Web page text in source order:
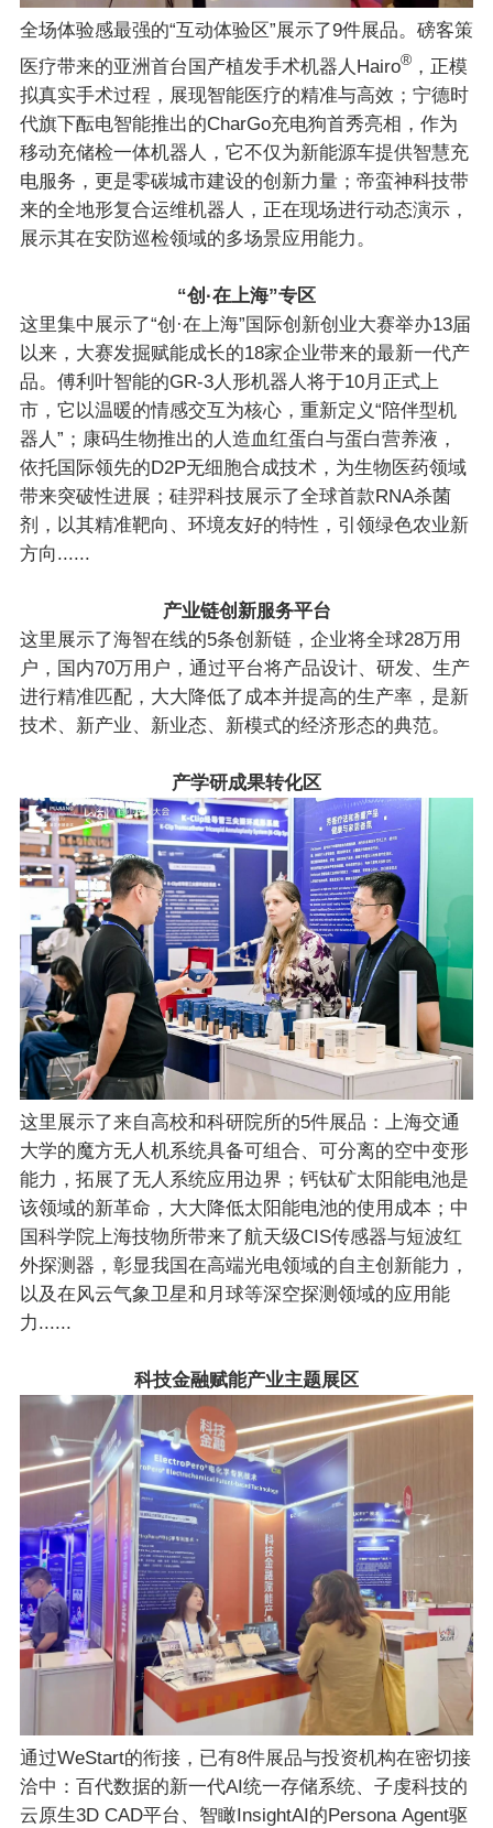
全场体验感最强的“互动体验区”展示了9件展品。磅客策
医疗带来的亚洲首台国产植发手术机器人Hairo®，正模
拟真实手术过程，展现智能医疗的精准与高效；宁德时
代旗下酝电智能推出的CharGo充电狗首秀亮相，作为
移动充储检一体机器人，它不仅为新能源车提供智慧充
电服务，更是零碳城市建设的创新力量；帝蛮神科技带
来的全地形复合运维机器人，正在现场进行动态演示，
展示其在安防巡检领域的多场景应用能力。
“创·在上海”专区
这里集中展示了“创·在上海”国际创新创业大赛举办13届
以来，大赛发掘赋能成长的18家企业带来的最新一代产
品。傅利叶智能的GR-3人形机器人将于10月正式上
市，它以温暖的情感交互为核心，重新定义“陪伴型机
器人”；康码生物推出的人造血红蛋白与蛋白营养液，
依托国际领先的D2P无细胞合成技术，为生物医药领域
带来突破性进展；硅羿科技展示了全球首款RNA杀菌
剂，以其精准靶向、环境友好的特性，引领绿色农业新
方向......
产业链创新服务平台
这里展示了海智在线的5条创新链，企业将全球28万用
户，国内70万用户，通过平台将产品设计、研发、生产
进行精准匹配，大大降低了成本并提高的生产率，是新
技术、新产业、新业态、新模式的经济形态的典范。
产学研成果转化区
这里展示了来自高校和科研院所的5件展品：上海交通
大学的魔方无人机系统具备可组合、可分离的空中变形
能力，拓展了无人系统应用边界；钙钛矿太阳能电池是
该领域的新革命，大大降低太阳能电池的使用成本；中
国科学院上海技物所带来了航天级CIS传感器与短波红
外探测器，彰显我国在高端光电领域的自主创新能力，
以及在风云气象卫星和月球等深空探测领域的应用能
力......
科技金融赋能产业主题展区
通过WeStart的衔接，已有8件展品与投资机构在密切接
洽中：百代数据的新一代AI统一存储系统、子虔科技的
云原生3D CAD平台、智瞰InsightAI的Persona Agent驱